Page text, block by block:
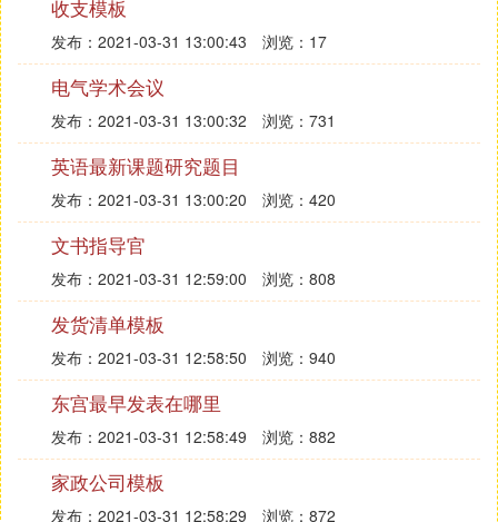
收支模板
发布：2021-03-31 13:00:43 浏览：17
电气学术会议
发布：2021-03-31 13:00:32 浏览：731
英语最新课题研究题目
发布：2021-03-31 13:00:20 浏览：420
文书指导官
发布：2021-03-31 12:59:00 浏览：808
发货清单模板
发布：2021-03-31 12:58:50 浏览：940
东宫最早发表在哪里
发布：2021-03-31 12:58:49 浏览：882
家政公司模板
发布：2021-03-31 12:58:29 浏览：872